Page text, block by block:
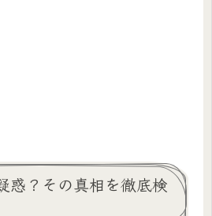
惑？その真相を徹底検